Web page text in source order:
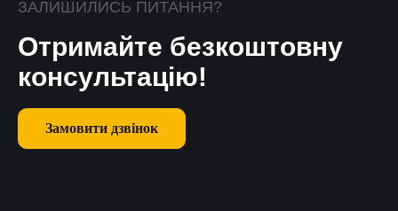
ЗАЛИШИЛИСЬ ПИТАННЯ?
Отримайте безкоштовну
консультацію!
Замовити дзвінок